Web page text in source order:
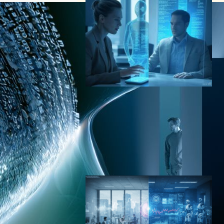
Anthropic経済指標が明らか
にしたAI活用の実態｜ソフト
ウェア開発で37.2%、人間と
の協働が57%に
AI（人工知能）ニュース
テクノロジーと社会ニュース
2025年2月11日9:32